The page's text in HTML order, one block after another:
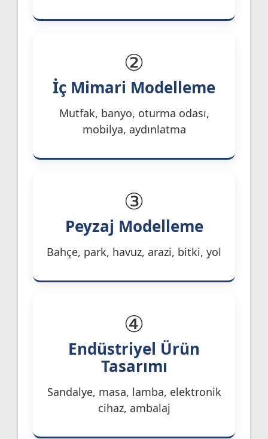
②
İç Mimari Modelleme
Mutfak, banyo, oturma odası,
mobilya, aydınlatma
③
Peyzaj Modelleme
Bahçe, park, havuz, arazi, bitki, yol
④
Endüstriyel Ürün
Tasarımı
Sandalye, masa, lamba, elektronik
cihaz, ambalaj